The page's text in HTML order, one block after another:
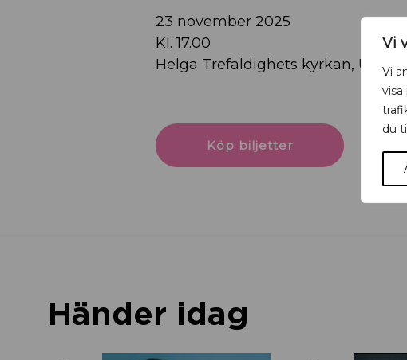
Vi
Vi
visa
du
23 november 2025
Kl. 17.00
Helga Trefaldighets kyrkan,
Köp biljetter
Händer idag